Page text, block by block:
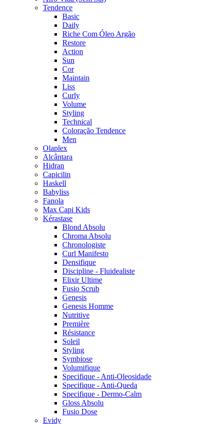
Tendence
Basic
Daily
Riche Com Óleo Argão
Restore
Action
Sun
Cor
Maintain
Liss
Curly
Volume
Styling
Technical
Coloração Tendence
Men
Olaplex
Alcântara
Hidran
Capicilin
Haskell
Babyliss
Fanola
Max Capi Kids
Kérastase
Blond Absolu
Chroma Absolu
Chronologiste
Curl Manifesto
Densifique
Discipline - Fluidealiste
Elixir Ultime
Fusio Scrub
Genesis
Genesis Homme
Nutritive
Première
Résistance
Soleil
Styling
Symbiose
Volumifique
Specifique - Anti-Oleosidade
Specifique - Anti-Queda
Specifique - Dermo-Calm
Gloss Absolu
Fusio Dose
Evidy